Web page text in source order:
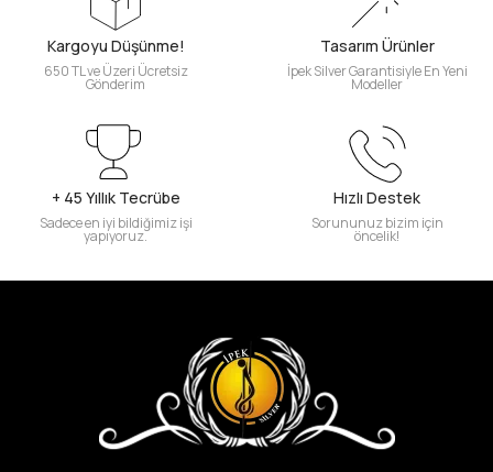
Kargoyu Düşünme!
650 TL ve Üzeri Ücretsiz
Gönderim
Tasarım Ürünler
İpek Silver Garantisiyle En Yeni
Modeller
+ 45 Yıllık Tecrübe
Sadece en iyi bildiğimiz işi
yapıyoruz.
Hızlı Destek
Sorununuz bizim için
öncelik!